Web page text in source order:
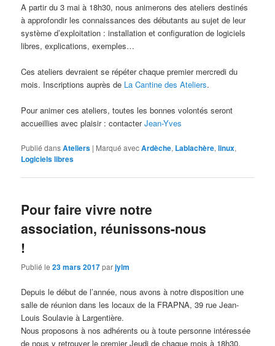
A partir du 3 mai à 18h30, nous animerons des ateliers destinés
à approfondir les connaissances des débutants au sujet de leur
système d’exploitation : installation et configuration de logiciels
libres, explications, exemples…
Ces ateliers devraient se répéter chaque premier mercredi du
mois. Inscriptions auprès de La Cantine des Ateliers.
Pour animer ces ateliers, toutes les bonnes volontés seront
accueillies avec plaisir : contacterJean-Yves
Publié dansAteliers | Marqué avecArdèche, Lablachère,linux,
Logiciels libres
Pour faire vivre notre
association, réunissons-nous
!
Publié le23 mars 2017parjylm
Depuis le début de l’année, nous avons à notre disposition une
salle de réunion dans les locaux de la FRAPNA, 39 rue Jean-
Louis Soulavie à Largentière.
Nous proposons à nos adhérents ou à toute personne intéressée
de nous y retrouver le premier Jeudi de chaque mois à 18h30.